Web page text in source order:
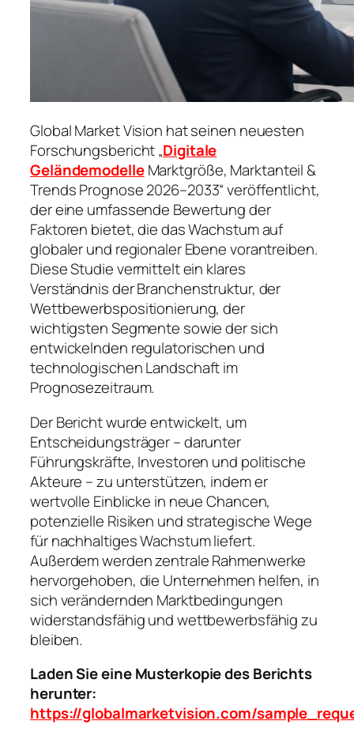
Global Market Vision hat seinen neuesten
Forschungsbericht „Digitale
GeländemodelleMarktgröße, Marktanteil &
Trends Prognose 2026–2033“ veröffentlicht,
der eine umfassende Bewertung der
Faktoren bietet, die das Wachstum auf
globaler und regionaler Ebene vorantreiben.
Diese Studie vermittelt ein klares
Verständnis der Branchenstruktur, der
Wettbewerbspositionierung, der
wichtigsten Segmente sowie der sich
entwickelnden regulatorischen und
technologischen Landschaft im
Prognosezeitraum.
Der Bericht wurde entwickelt, um
Entscheidungsträger – darunter
Führungskräfte, Investoren und politische
Akteure – zu unterstützen, indem er
wertvolle Einblicke in neue Chancen,
potenzielle Risiken und strategische Wege
für nachhaltiges Wachstum liefert.
Außerdem werden zentrale Rahmenwerke
hervorgehoben, die Unternehmen helfen, in
sich verändernden Marktbedingungen
widerstandsfähig und wettbewerbsfähig zu
bleiben.
Laden Sie eine Musterkopie des Berichts
herunter:
https://globalmarketvision.com/